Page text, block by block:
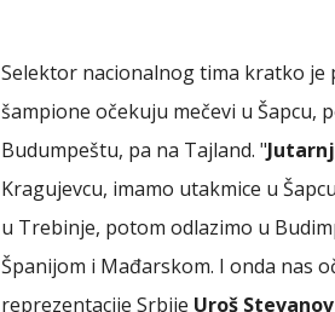
Selektor nacionalnog tima kratko
šampione očekuju mečevi u
Budumpeštu, pa na Tajland. "
Kragujevcu, imamo utakmice u
u Trebinje, potom odlazimo u
Španijom i Mađarskom. I onda nas
reprezentacije Srbije Uroš